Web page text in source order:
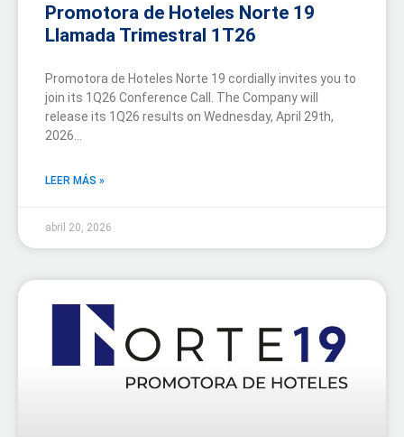
Promotora de Hoteles Norte 19
Llamada Trimestral 1T26
Promotora de Hoteles Norte 19 cordially invites you to
join its 1Q26 Conference Call. The Company will
release its 1Q26 results on Wednesday, April 29th,
2026…
LEER MÁS »
abril 20, 2026